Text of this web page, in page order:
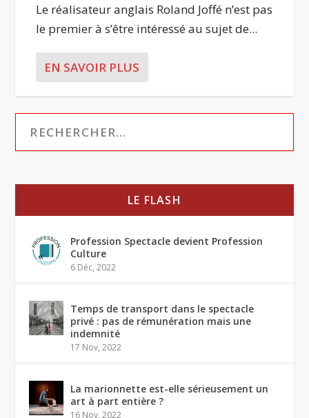
Le réalisateur anglais Roland Joffé n’est pas
le premier à s’être intéressé au sujet de...
EN SAVOIR PLUS
LE FLASH
Profession Spectacle devient Profession
Culture
6 Déc, 2022
Temps de transport dans le spectacle
privé : pas de rémunération mais une
indemnité
17 Nov, 2022
La marionnette est-elle sérieusement un
art à part entière ?
16 Nov, 2022